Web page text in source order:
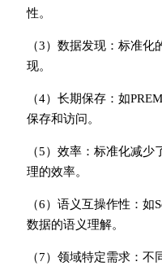
性。
（3）数据发现：标准
现。
（4）长期保存：如
保存和访问。
（5）效率：标准化减
理的效率。
（6）语义互操作性：如
数据的语义理解。
（7）领域特定需求：